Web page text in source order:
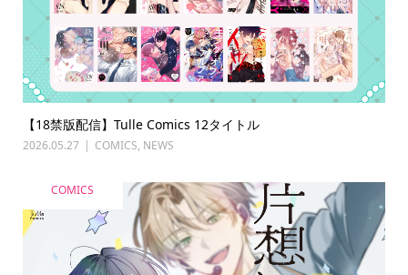
【18禁版配信】Tulle Comics 12タイトル
2026.05.27 COMICS, NEWS
COMICS